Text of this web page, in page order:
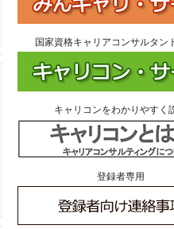
国家資格キャリアコンサルタン
キャリコンをわかりやすく
登録者専用